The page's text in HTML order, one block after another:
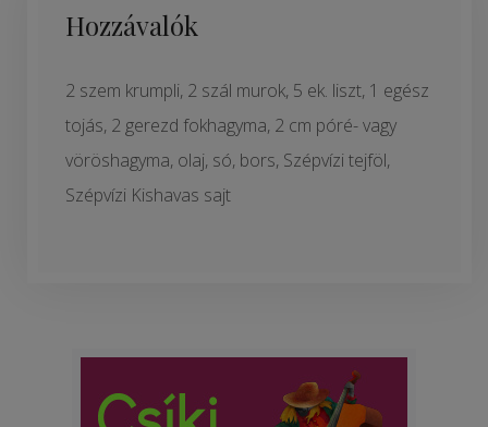
Hozzávalók
2 szem krumpli, 2 szál murok, 5 ek. liszt, 1 egész
tojás, 2 gerezd fokhagyma, 2 cm póré- vagy
vöröshagyma, olaj, só, bors, Szépvízi tejföl,
Szépvízi Kishavas sajt